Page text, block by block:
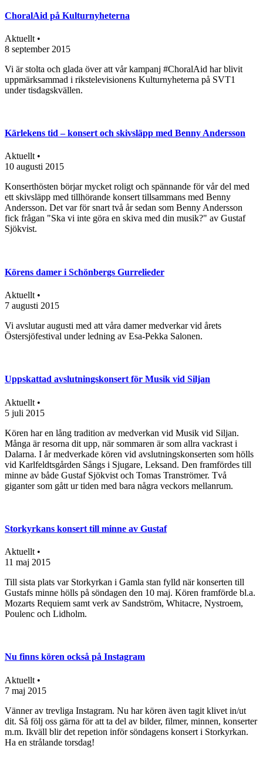
ChoralAid på Kulturnyheterna
Aktuellt •
8 september 2015
Vi är stolta och glada över att vår kampanj #ChoralAid har blivit
uppmärksammad i rikstelevisionens Kulturnyheterna på SVT1
under tisdagskvällen.
Kärlekens tid – konsert och skivsläpp med Benny Andersson
Aktuellt •
10 augusti 2015
Konserthösten börjar mycket roligt och spännande för vår del med
ett skivsläpp med tillhörande konsert tillsammans med Benny
Andersson. Det var för snart två år sedan som Benny Andersson
fick frågan "Ska vi inte göra en skiva med din musik?" av Gustaf
Sjökvist.
​Körens damer i Schönbergs Gurrelieder
Aktuellt •
7 augusti 2015
Vi avslutar augusti med att våra damer medverkar vid årets
Östersjöfestival under ledning av Esa-Pekka Salonen.
Uppskattad avslutningskonsert för Musik vid Siljan
Aktuellt •
5 juli 2015
Kören har en lång tradition av medverkan vid Musik vid Siljan.
Många är resorna dit upp, när sommaren är som allra vackrast i
Dalarna. I år medverkade kören vid avslutningskonserten som hölls
vid Karlfeldtsgården Sångs i Sjugare, Leksand. Den framfördes till
minne av både Gustaf Sjökvist och Tomas Tranströmer. Två
giganter som gått ur tiden med bara några veckors mellanrum.
Storkyrkans konsert till minne av Gustaf
Aktuellt •
11 maj 2015
Till sista plats var Storkyrkan i Gamla stan fylld när konserten till
Gustafs minne hölls på söndagen den 10 maj. Kören framförde bl.a.
Mozarts Requiem samt verk av Sandström, Whitacre, Nystroem,
Poulenc och Lidholm.
Nu finns kören också på Instagram
Aktuellt •
7 maj 2015
Vänner av trevliga Instagram. Nu har kören även tagit klivet in/ut
dit. Så följ oss gärna för att ta del av bilder, filmer, minnen, konserter
m.m. Ikväll blir det repetion inför söndagens konsert i Storkyrkan.
Ha en strålande torsdag!